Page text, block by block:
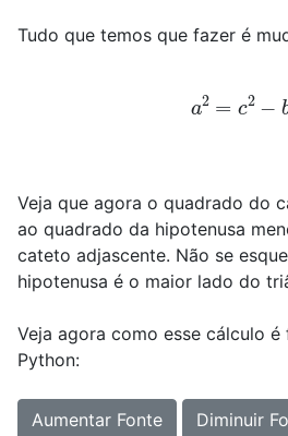
Tudo que temos que fazer é
a2 2 b
Veja que agora o quadrado do
ao quadrado da hipotenusa
cateto adjascente. Não se
hipotenusa é o maior lado do
Veja agora como esse cálculo
Python:
Aumentar Fonte Diminuir